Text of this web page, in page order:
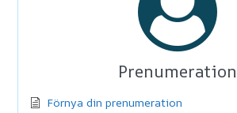
Prenumeration
Förnya din prenumeration